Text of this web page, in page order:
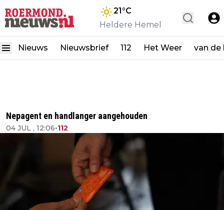
21°C
Heldere Hemel
Nieuws Nieuwsbrief 112 Het Weer van de
Nepagent en handlanger aangehouden
04 JUL , 12:06•112